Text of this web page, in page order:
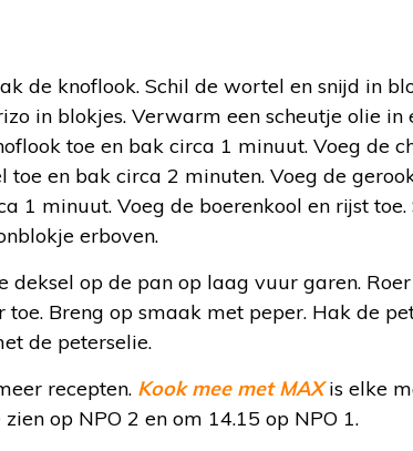
de knoflook. Schil de wortel en snijd in
in blokjes. Verwarm een scheutje olie
toe en bak circa 1 minuut. Voeg de
toe en bak circa 2 minuten. Voeg de
1 minuut. Voeg de boerenkool en rijst
erboven.
op de pan op laag vuur garen.
Breng op smaak met peper. Hak de
de peterselie.
recepten. Kook mee met MAXis elke
op NPO 2 en om 14.15 op NPO 1.